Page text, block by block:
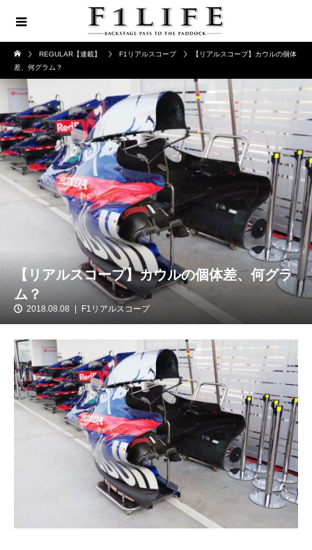
REGULAR【連載】 F1リアルスコープ
【リアルスコープ】カウルの個体
差、何グラム？
【リアルスコープ】カウルの個体差、何グラ
ム？
2018.08.08 F1リアルスコープ